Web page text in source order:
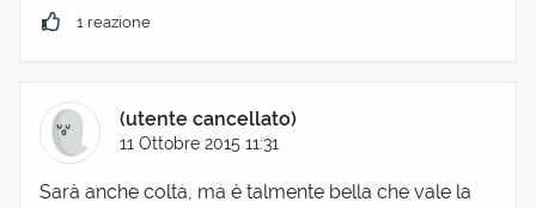
1 reazione
(utente cancellato)
11 Ottobre 2015 11:31
Sarà anche colta, ma è talmente bella che vale la